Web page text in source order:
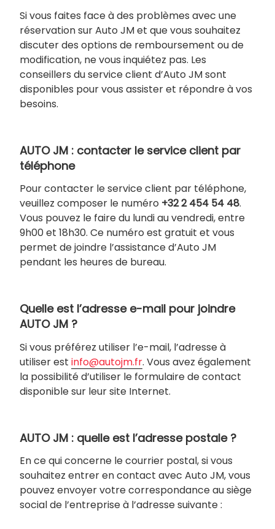
Si vous faites face à des problèmes avec une
réservation sur Auto JM et que vous souhaitez
discuter des options de remboursement ou de
modification, ne vous inquiétez pas. Les
conseillers du service client d’Auto JM sont
disponibles pour vous assister et répondre à vos
besoins.
AUTO JM : contacter le service client par
téléphone
Pour contacter le service client par téléphone,
veuillez composer le numéro +32 2 454 54 48.
Vous pouvez le faire du lundi au vendredi, entre
9h00 et 18h30. Ce numéro est gratuit et vous
permet de joindre l’assistance d’Auto JM
pendant les heures de bureau.
Quelle est l’adresse e-mail pour joindre
AUTO JM ?
Si vous préférez utiliser l’e-mail, l’adresse à
utiliser est info@autojm.fr. Vous avez également
la possibilité d’utiliser le formulaire de contact
disponible sur leur site Internet.
AUTO JM : quelle est l’adresse postale ?
En ce qui concerne le courrier postal, si vous
souhaitez entrer en contact avec Auto JM, vous
pouvez envoyer votre correspondance au siège
social de l’entreprise à l’adresse suivante :